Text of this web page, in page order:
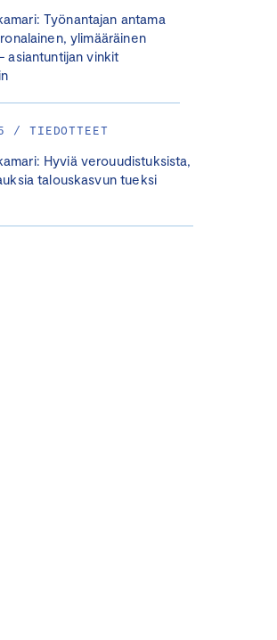
Työnantajan antama
ylimääräinen
asiantuntijan vinkit
/ TIEDOTTEET
Hyviä verouudistuksista,
talouskasvun tueksi